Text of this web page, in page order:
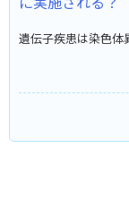
遺伝子疾患は染色体